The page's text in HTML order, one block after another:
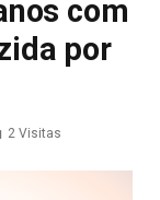
com
por
2 Visitas